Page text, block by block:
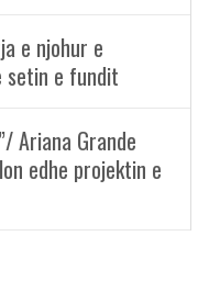
e njohur e
setin e fundit
Ariana Grande
edhe projektin e